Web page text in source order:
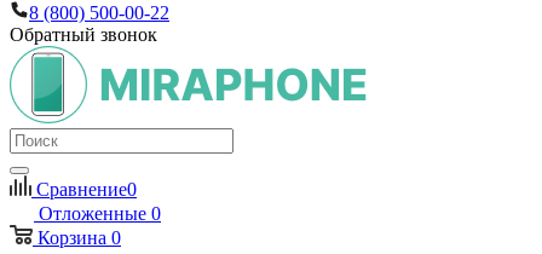
8 (800) 500-00-22
Обратный звонок
Сравнение0
Отложенные 0
Корзина 0